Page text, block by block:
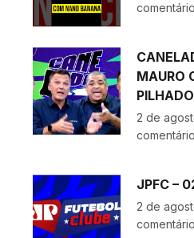
comentário
MAURO
2 de
comentário
JPFC –
2 de
comentário